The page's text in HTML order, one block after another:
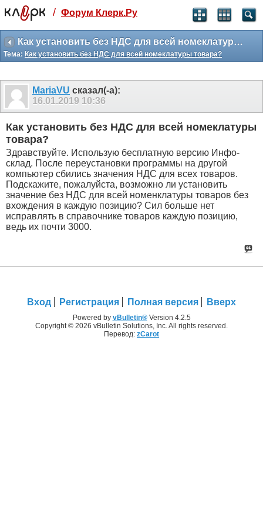
Святые угодники, Клерк без рекламы
прекрасен:)
месяц
3 месяца
259
₽
-10%
499 ₽
-15%
Отмена Оплатить
/ Форум Клерк.Ру
Как установить без НДС для всей номеклатуры товара?
Тема: Как установить без НДС для всей номеклатуры товара?
MariaVU сказал(-а):
16.01.2019 10:36
Как установить без НДС для всей номеклатуры
товара?
Здравствуйте. Использую бесплатную версию Инфо-
склад. После переустановки программы на другой
компьютер сбились значения НДС для всех товаров.
Подскажите, пожалуйста, возможно ли установить
значение без НДС для всей номенклатуры товаров без
вхождения в каждую позицию? Сил больше нет
исправлять в справочнике товаров каждую позицию,
ведь их почти 3000.
Вход Регистрация Полная версия Вверх
Powered by vBulletin®Version 4.2.5
Copyright © 2026 vBulletin Solutions, Inc. All rights reserved.
Перевод: zCarot